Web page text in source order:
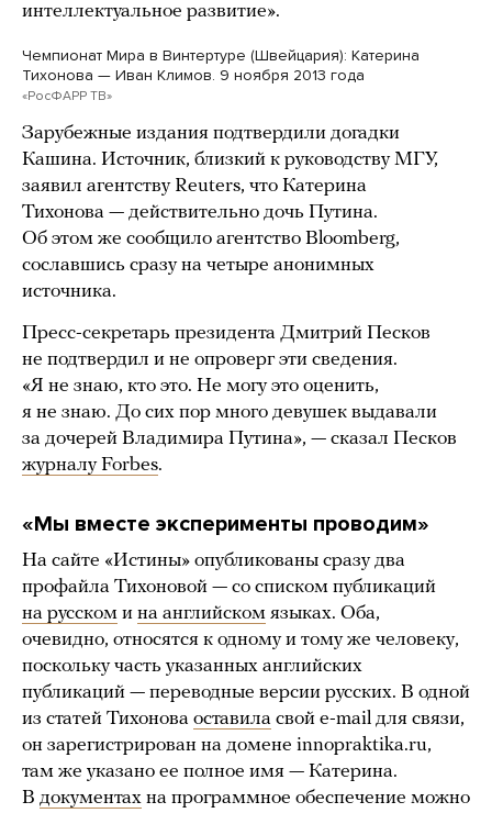
интеллектуальное развитие».
Чемпионат Мира в Винтертуре (Швейцария): Катерина
Тихонова — Иван Климов. 9 ноября 2013 года
«РосФАРР ТВ»
Зарубежные издания подтвердили догадки
Кашина. Источник, близкий к руководству МГУ,
заявил агентству Reuters, что Катерина
Тихонова — действительно дочь Путина.
Об этом же сообщило агентство Bloomberg,
сославшись сразу на четыре анонимных
источника.
Пресс-секретарь президента Дмитрий Песков
не подтвердил и не опроверг эти сведения.
«Я не знаю, кто это. Не могу это оценить,
я не знаю. До сих пор много девушек выдавали
за дочерей Владимира Путина», — сказал Песков
журналу Forbes.
«Мы вместе эксперименты проводим»
На сайте «Истины» опубликованы сразу два
профайла Тихоновой — со списком публикаций
на русском и на английском языках. Оба,
очевидно, относятся к одному и тому же человеку,
поскольку часть указанных английских
публикаций — переводные версии русских. В одной
из статей Тихонова оставила свой e-mail для связи,
он зарегистрирован на домене innopraktika.ru,
там же указано ее полное имя — Катерина.
В документах на программное обеспечение можно